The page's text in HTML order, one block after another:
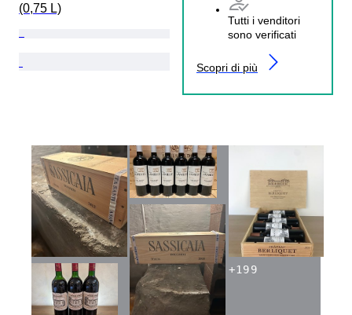
(0,75 L)
Tutti i venditori
sono verificati
Scopri di più
+199